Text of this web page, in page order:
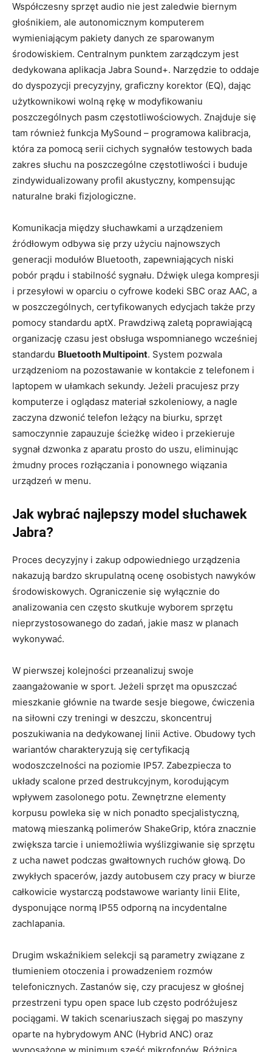
Współczesny sprzęt audio nie jest zaledwie biernym
głośnikiem, ale autonomicznym komputerem
wymieniającym pakiety danych ze sparowanym
środowiskiem. Centralnym punktem zarządczym jest
dedykowana aplikacja Jabra Sound+. Narzędzie to oddaje
do dyspozycji precyzyjny, graficzny korektor (EQ), dając
użytkownikowi wolną rękę w modyfikowaniu
poszczególnych pasm częstotliwościowych. Znajduje się
tam również funkcja MySound – programowa kalibracja,
która za pomocą serii cichych sygnałów testowych bada
zakres słuchu na poszczególne częstotliwości i buduje
zindywidualizowany profil akustyczny, kompensując
naturalne braki fizjologiczne.
Komunikacja między słuchawkami a urządzeniem
źródłowym odbywa się przy użyciu najnowszych
generacji modułów Bluetooth, zapewniających niski
pobór prądu i stabilność sygnału. Dźwięk ulega kompresji
i przesyłowi w oparciu o cyfrowe kodeki SBC oraz AAC, a
w poszczególnych, certyfikowanych edycjach także przy
pomocy standardu aptX. Prawdziwą zaletą poprawiającą
organizację czasu jest obsługa wspomnianego wcześniej
standardu Bluetooth Multipoint. System pozwala
urządzeniom na pozostawanie w kontakcie z telefonem i
laptopem w ułamkach sekundy. Jeżeli pracujesz przy
komputerze i oglądasz materiał szkoleniowy, a nagle
zaczyna dzwonić telefon leżący na biurku, sprzęt
samoczynnie zapauzuje ścieżkę wideo i przekieruje
sygnał dzwonka z aparatu prosto do uszu, eliminując
żmudny proces rozłączania i ponownego wiązania
urządzeń w menu.
Jak wybrać najlepszy model słuchawek
Jabra?
Proces decyzyjny i zakup odpowiedniego urządzenia
nakazują bardzo skrupulatną ocenę osobistych nawyków
środowiskowych. Ograniczenie się wyłącznie do
analizowania cen często skutkuje wyborem sprzętu
nieprzystosowanego do zadań, jakie masz w planach
wykonywać.
W pierwszej kolejności przeanalizuj swoje
zaangażowanie w sport. Jeżeli sprzęt ma opuszczać
mieszkanie głównie na twarde sesje biegowe, ćwiczenia
na siłowni czy treningi w deszczu, skoncentruj
poszukiwania na dedykowanej linii Active. Obudowy tych
wariantów charakteryzują się certyfikacją
wodoszczelności na poziomie IP57. Zabezpiecza to
układy scalone przed destrukcyjnym, korodującym
wpływem zasolonego potu. Zewnętrzne elementy
korpusu powleka się w nich ponadto specjalistyczną,
matową mieszanką polimerów ShakeGrip, która znacznie
zwiększa tarcie i uniemożliwia wyślizgiwanie się sprzętu
z ucha nawet podczas gwałtownych ruchów głową. Do
zwykłych spacerów, jazdy autobusem czy pracy w biurze
całkowicie wystarczą podstawowe warianty linii Elite,
dysponujące normą IP55 odporną na incydentalne
zachlapania.
Drugim wskaźnikiem selekcji są parametry związane z
tłumieniem otoczenia i prowadzeniem rozmów
telefonicznych. Zastanów się, czy pracujesz w głośnej
przestrzeni typu open space lub często podróżujesz
pociągami. W takich scenariuszach sięgaj po maszyny
oparte na hybrydowym ANC (Hybrid ANC) oraz